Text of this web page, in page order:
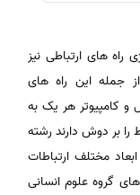
های ارتباطی نیز
جمله این راه های
و کامپیوتر هر یک به
را بر دوش دارند رشته
مختلف ارتباطات
گروه علوم انسانی